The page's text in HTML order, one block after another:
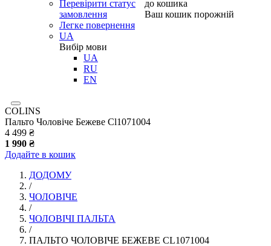
Перевірити статус
замовлення
Легке повернення
UA
Вибір мови
UA
RU
EN
до кошика
Ваш кошик порожній
COLINS
Пальто Чоловіче Бежеве Cl1071004
4 499 ₴
1 990 ₴
Додайте в кошик
ДОДОМУ
/
ЧОЛОВІЧЕ
/
ЧОЛОВІЧІ ПАЛЬТА
/
ПАЛЬТО ЧОЛОВІЧЕ БЕЖЕВЕ CL1071004